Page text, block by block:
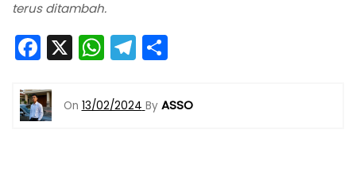
terus ditambah.
F
c
e
X W
a
T
e
gr
ar
On 13/02/2024 By ASSO